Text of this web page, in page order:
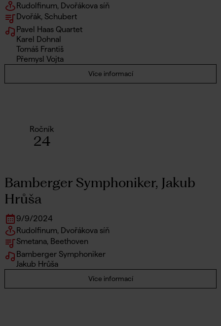
Rudolfinum, Dvořákova síň
Dvořák, Schubert
Pavel Haas Quartet
Karel Dohnal
Tomáš Františ
Přemysl Vojta
Více informací
Ročník
24
Bamberger Symphoniker, Jakub
Hrůša
9/9/2024
Rudolfinum, Dvořákova síň
Smetana, Beethoven
Bamberger Symphoniker
Jakub Hrůša
Více informací